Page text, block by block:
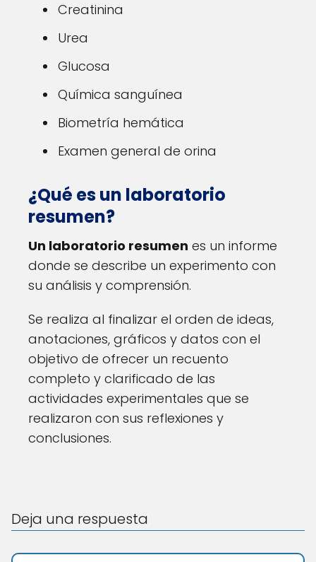
Creatinina
Urea
Glucosa
Química sanguínea
Biometría hemática
Examen general de orina
¿Qué es un laboratorio
resumen?
Un laboratorio resumen es un informe
donde se describe un experimento con
su análisis y comprensión.
Se realiza al finalizar el orden de ideas,
anotaciones, gráficos y datos con el
objetivo de ofrecer un recuento
completo y clarificado de las
actividades experimentales que se
realizaron con sus reflexiones y
conclusiones.
Deja una respuesta